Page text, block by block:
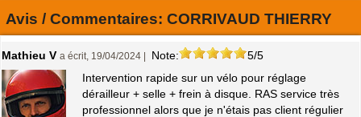
Avis / Commentaires: CORRIVAUD THIERRY
Mathieu V a écrit, 19/04/2024 | Note:
5/5
Intervention rapide sur un vélo pour réglage
dérailleur + selle + frein à disque. RAS service très
professionnel alors que je n'étais pas client régulier